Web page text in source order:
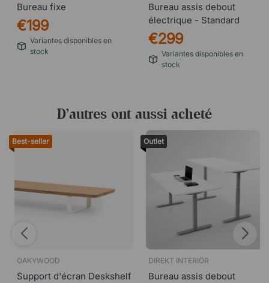
Bureau fixe
€199
Variantes disponibles en
stock
Bureau assis debout
électrique - Standard
€299
Variantes disponibles en
stock
D’autres ont aussi acheté
Best-seller
OAKYWOOD
Support d'écran Deskshelf
Outlet
DIREKT INTERIÖR
Bureau assis debout